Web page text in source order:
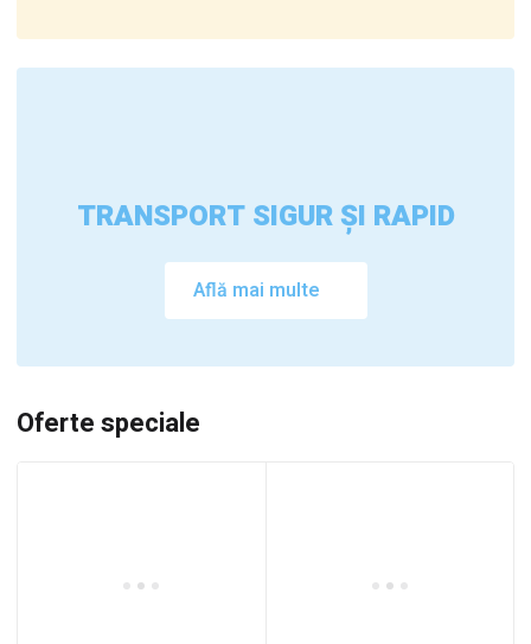
TRANSPORT SIGUR ȘI RAPID
Află mai multe
Oferte speciale